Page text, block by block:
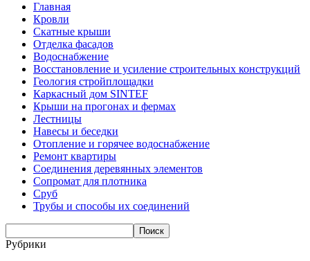
Главная
Кровли
Скатные крыши
Отделка фасадов
Водоснабжение
Восстановление и усиление строительных конструкций
Геология стройплощадки
Каркасный дом SINTEF
Крыши на прогонах и фермах
Лестницы
Навесы и беседки
Отопление и горячее водоснабжение
Ремонт квартиры
Соединения деревянных элементов
Сопромат для плотника
Сруб
Трубы и способы их соединений
Рубрики